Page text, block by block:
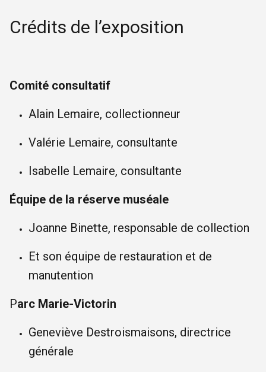
Crédits de l’exposition
Comité consultatif
Alain Lemaire, collectionneur
Valérie Lemaire, consultante
Isabelle Lemaire, consultante
Équipe de la réserve muséale
Joanne Binette, responsable de collection
Et son équipe de restauration et de
manutention
Parc Marie-Victorin
Geneviève Destroismaisons, directrice
générale